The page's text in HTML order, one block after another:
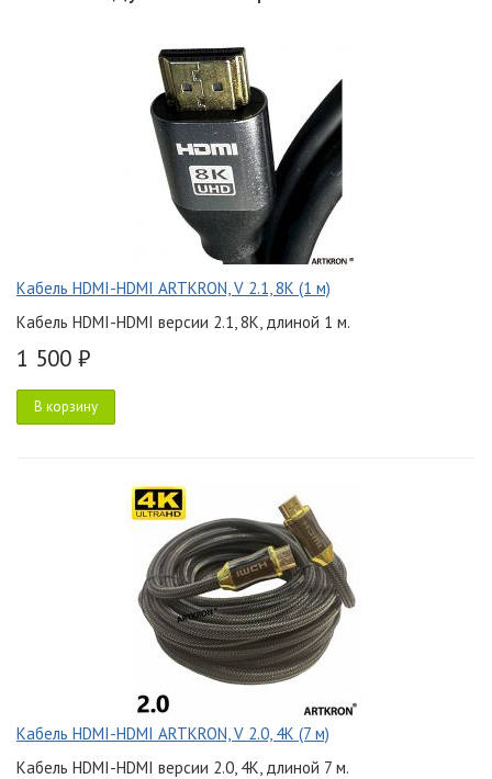
Кабель HDMI-HDMI ARTKRON, V 2.1, 8K (1 м)
Кабель HDMI-HDMI версии 2.1, 8K, длиной 1 м.
1 500 ₽
В корзину
Кабель HDMI-HDMI ARTKRON, V 2.0, 4K (7 м)
Кабель HDMI-HDMI версии 2.0, 4K, длиной 7 м.